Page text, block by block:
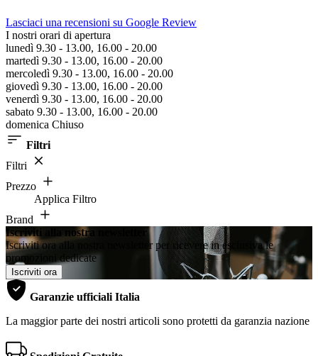
Lasciaci una recensioni su Google Review
I nostri orari di apertura
lunedì 9.30 - 13.00, 16.00 - 20.00
martedì 9.30 - 13.00, 16.00 - 20.00
mercoledì 9.30 - 13.00, 16.00 - 20.00
giovedì 9.30 - 13.00, 16.00 - 20.00
venerdì 9.30 - 13.00, 16.00 - 20.00
sabato 9.30 - 13.00, 16.00 - 20.00
domenica Chiuso
Filtri
Filtri
Prezzo
Applica Filtro
Brand
Iscriviti alla nostra newsletter
Iscriviti ora alla nostra newsletter per ricevere in esclusiva le
promozioni dedicate
Iscriviti ora
Garanzie ufficiali Italia
La maggior parte dei nostri articoli sono protetti da garanzia nazione